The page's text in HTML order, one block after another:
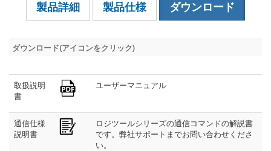
製品詳細 製品仕様 ダウンロード
ダウンロード(アイコンをクリック)
取扱説明
書
ユーザーマニュアル
通信仕様
説明書
ロジツールシリーズの通信コマンドの解説書
です。弊社サポートまでお問い合わせくださ
い。